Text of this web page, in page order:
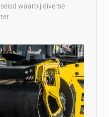
waarbij diverse